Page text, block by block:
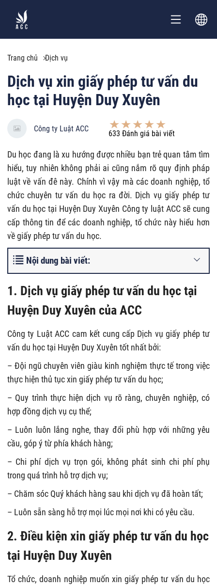
Trang chủ Dịch vụ
Dịch vụ xin giấy phép tư vấn du
học tại Huyện Duy Xuyên
Công ty Luật ACC
633 Đánh giá bài viết
Du học đang là xu hướng được nhiều bạn trẻ quan tâm tìm
hiểu, tuy nhiên không phải ai cũng nắm rõ quy định pháp
luật về vấn đê này. Chính vì vậy mà các doanh nghiệp, tổ
chức chuyên tư vấn du học ra đời. Dịch vụ giấy phép tư
vấn du học tại Huyện Duy Xuyên Công ty luật ACC sẽ cung
cấp thông tin để các doanh nghiệp, tổ chức này hiểu hơn
về giấy phép tư vấn du học.
Nội dung bài viết:
1. Dịch vụ giấy phép tư vấn du học tại
Huyện Duy Xuyên của ACC
Công ty Luật ACC cam kết cung cấp Dịch vụ giấy phép tư
vấn du học tại Huyện Duy Xuyên tốt nhất bởi:
– Đội ngũ chuyên viên giàu kinh nghiệm thực tế trong việc
thực hiện thủ tục xin giấy phép tư vấn du học;
– Quy trình thực hiện dịch vụ rõ ràng, chuyên nghiệp, có
hợp đồng dịch vụ cụ thể;
– Luôn luôn lắng nghe, thay đổi phù hợp với những yêu
cầu, góp ý từ phía khách hàng;
– Chi phí dịch vụ trọn gói, không phát sinh chi phí phụ
trong quá trình hỗ trợ dịch vụ;
– Chăm sóc Quý khách hàng sau khi dịch vụ đã hoàn tất;
– Luôn sẵn sàng hỗ trợ mọi lúc mọi nơi khi có yêu cầu.
2. Điều kiện xin giấy phép tư vấn du học
tại Huyện Duy Xuyên
Tổ chức, doanh nghiệp muốn xin giấy phép tư vấn du học